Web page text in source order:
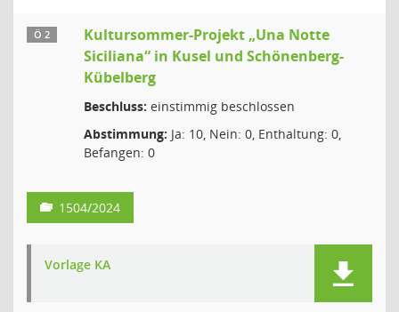
Ö 2
Kultursommer-Projekt „Una Notte
Siciliana“ in Kusel und Schönenberg-
Kübelberg
Beschluss: einstimmig beschlossen
Abstimmung: Ja: 10, Nein: 0, Enthaltung: 0,
Befangen: 0
1504/2024
Vorlage KA